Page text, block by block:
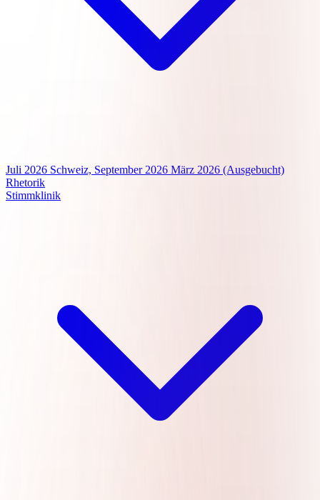
Juli 2026 Schweiz, September 2026 März 2026 (Ausgebucht)
Rhetorik
Stimmklinik